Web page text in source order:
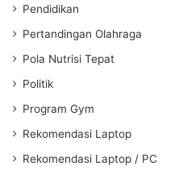
Pendidikan
Pertandingan Olahraga
Pola Nutrisi Tepat
Politik
Program Gym
Rekomendasi Laptop
Rekomendasi Laptop / PC